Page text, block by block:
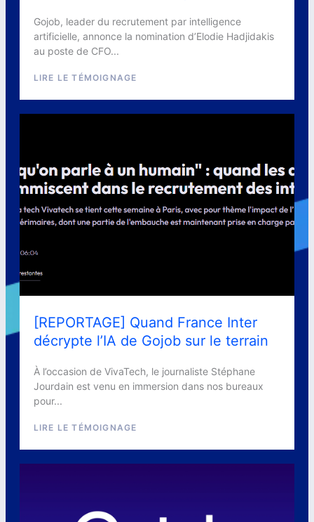
Gojob, leader du recrutement par intelligence
artificielle, annonce la nomination d’Elodie Hadjidakis
au poste de CFO...
LIRE LE TÉMOIGNAGE
[REPORTAGE] Quand France Inter
décrypte l’IA de Gojob sur le terrain
À l’occasion de VivaTech, le journaliste Stéphane
Jourdain est venu en immersion dans nos bureaux
pour...
LIRE LE TÉMOIGNAGE